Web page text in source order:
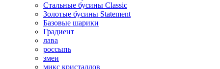
Стальные бусины Classic
Золотые бусины Statement
Базовые шарики
Градиент
лава
россыпь
змеи
микс кристаллов